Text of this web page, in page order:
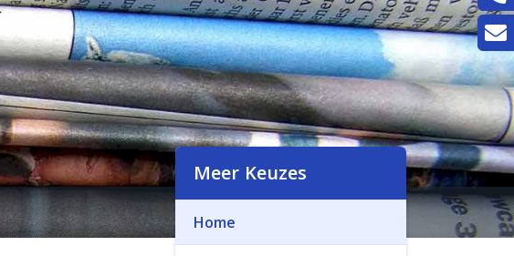
Verzekeringskaarten
Waardemeters
Meer Keuzes
Home